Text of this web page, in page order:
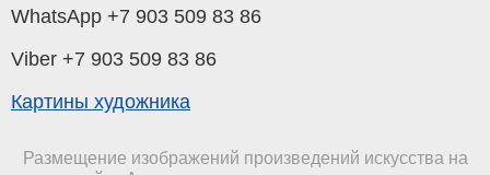
WhatsApp +7 903 509 83 86
Viber +7 903 509 83 86
Картины художника
Размещение изображений произведений искусства на